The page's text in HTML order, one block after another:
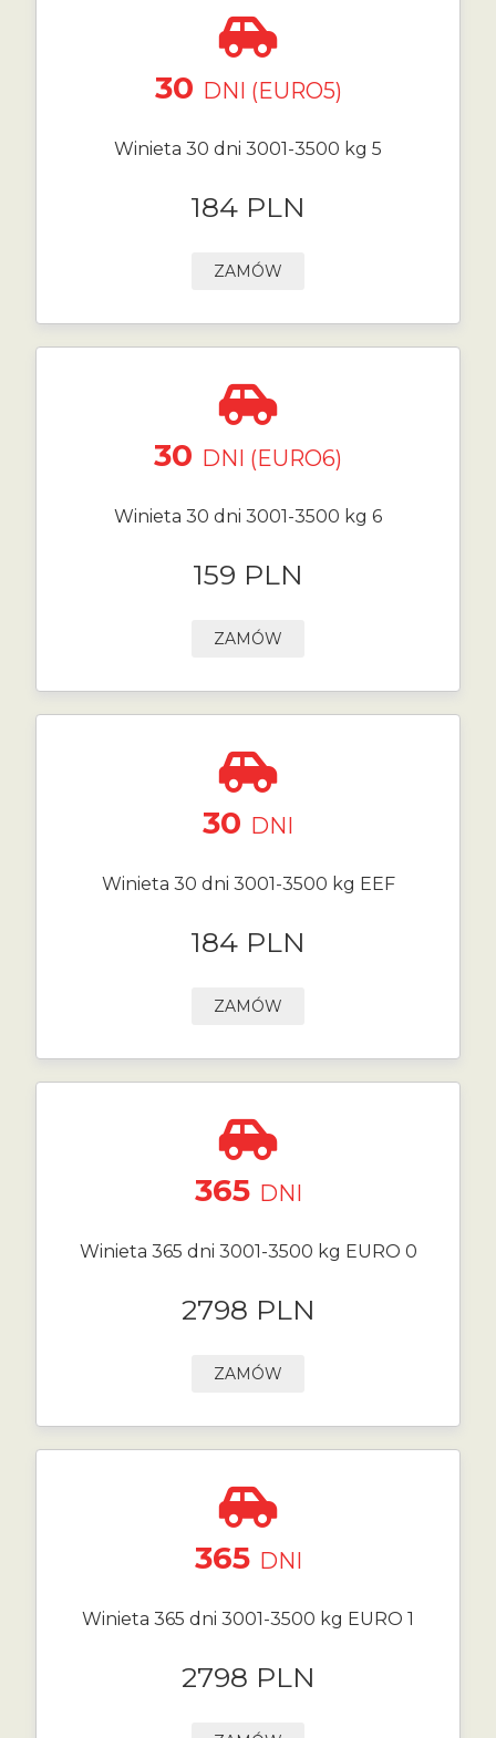
30 DNI (EURO5)
Winieta 30 dni 3001-3500 kg 5
184 PLN
ZAMÓW
30 DNI (EURO6)
Winieta 30 dni 3001-3500 kg 6
159 PLN
ZAMÓW
30 DNI
Winieta 30 dni 3001-3500 kg EEF
184 PLN
ZAMÓW
365 DNI
Winieta 365 dni 3001-3500 kg EURO 0
2798 PLN
ZAMÓW
365 DNI
Winieta 365 dni 3001-3500 kg EURO 1
2798 PLN